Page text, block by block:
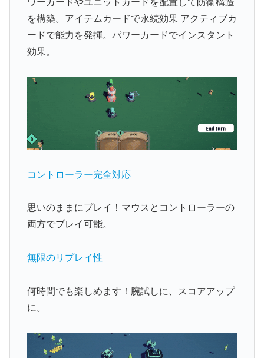
ワーカードやユニットカードを配置して防衛構造
を構築。アイテムカードで永続効果 アクティブカ
ードで能力を発揮。パワーカードでインスタント
効果。
コントローラー完全対応
思いのままにプレイ！マウスとコントローラーの
両方でプレイ可能。
無限のリプレイ性
何時間でも楽しめます！腕試しに、スコアアップ
に。